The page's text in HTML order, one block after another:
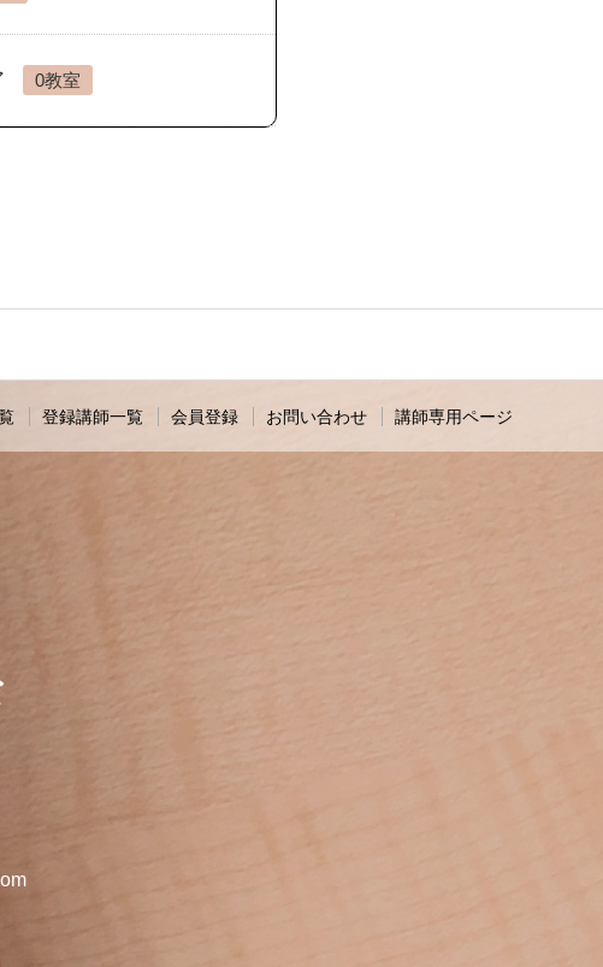
0教室
登録講師一覧 会員登録 お問い合わせ 講師専用ページ